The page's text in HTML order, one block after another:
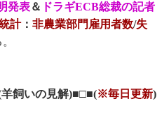
発表＆ ドラギECB総裁の記者
計： 非農業部門雇用者数/失
飼いの見解)■□■(※毎日更新)